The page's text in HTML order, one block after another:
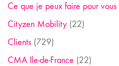
Ce que je peux faire pour vous
Cityzen Mobility (22)
Clients (729)
CMA Ile-de-France (22)